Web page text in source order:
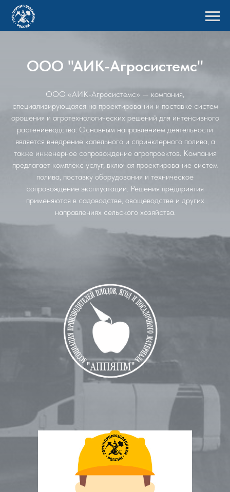
ООО "АИК-Агросистемс"
ООО «АИК-Агросистемс» — компания,
специализирующаяся на проектировании и поставке систем
орошения и агротехнологических решений для интенсивного
растениеводства. Основным направлением деятельности
является внедрение капельного и спринклерного полива, а
также инженерное сопровождение агропроектов. Компания
предлагает комплекс услуг, включая проектирование систем
полива, поставку оборудования и техническое
сопровождение эксплуатации. Решения предприятия
применяются в садоводстве, овощеводстве и других
направлениях сельского хозяйства.